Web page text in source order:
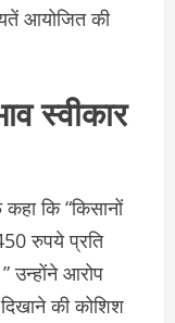
आयोजित की
स्वीकार
कि “किसानों
रुपये प्रति
उन्होंने आरोप
की कोशिश